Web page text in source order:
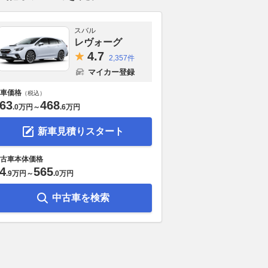
スバル
レヴォーグ
4.7 2,357件
マイカー登録
価格 （税込）
.0万円 ～468.6万円
新車見積りスタート
車本体価格
.9万円 ～565.0万円
中古車を検索